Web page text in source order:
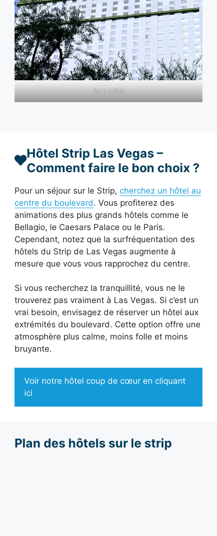
Park MGM
Hôtel Strip Las Vegas –
Comment faire le bon choix ?
Pour un séjour sur le Strip, cherchez un hôtel au
centre du boulevard. Vous profiterez des
animations des plus grands hôtels comme le
Bellagio, le Caesars Palace ou le Paris.
Cependant, notez que la surfréquentation des
hôtels du Strip de Las Vegas augmente à
mesure que vous vous rapprochez du centre.
Si vous recherchez la tranquillité, vous ne le
trouverez pas vraiment à Las Vegas. Si c’est un
vrai besoin, envisagez de réserver un hôtel aux
extrémités du boulevard. Cette option offre une
atmosphère plus calme, moins folle et moins
bruyante.
Voir notre hôtel coup de cœur en cliquant
ici
Plan des hôtels sur le strip